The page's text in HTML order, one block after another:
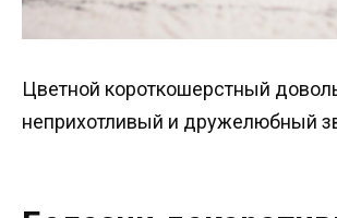
Цветной короткошерстный
неприхотливый и дружелюбный